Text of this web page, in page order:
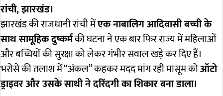
रांची, झारखंड।
झारखंड की राजधानी रांची मेंएक नाबालिग आदिवासी बच्ची के
साथ सामूहिक दुष्कर्मकी घटना ने एक बार फिर राज्य में महिलाओं
और बच्चियों की सुरक्षा को लेकर गंभीर सवाल खड़े कर दिए हैं।
भरोसे की तलाश में “अंकल” कहकर मदद मांग रही मासूम कोऑटो
ड्राइवर और उसके साथी ने दरिंदगी का शिकार बना डाला।